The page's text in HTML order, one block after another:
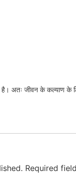
है। अतः जीवन के कल्याण के
Required